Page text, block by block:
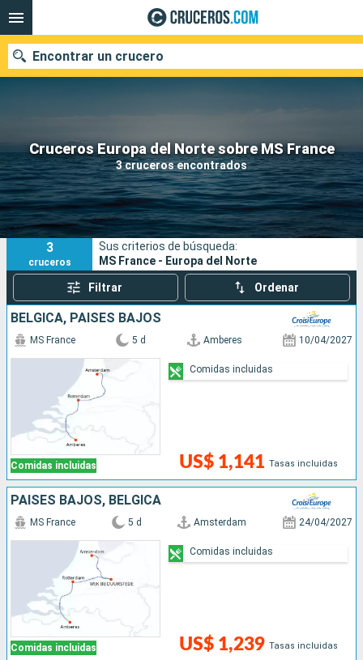
Cruceros Europa del Norte sobre MS France
3 cruceros encontrados
Encontrar un crucero
Nuestros destinos
Fecha de salida
Puertos Compañías
Buscar
3
cruceros
Sus criterios de búsqueda:
MS France - Europa del Norte
Filtrar Ordenar
BÉLGICA, PAISES BAJOS
Comidas incluidas
MS France 5 d Amberes 10/04/2027
US$ 1,141 Tasas incluidas
Comidas incluidas
PAISES BAJOS, BÉLGICA
Comidas incluidas
MS France 5 d Amsterdam 24/04/2027
US$ 1,239 Tasas incluidas
Comidas incluidas